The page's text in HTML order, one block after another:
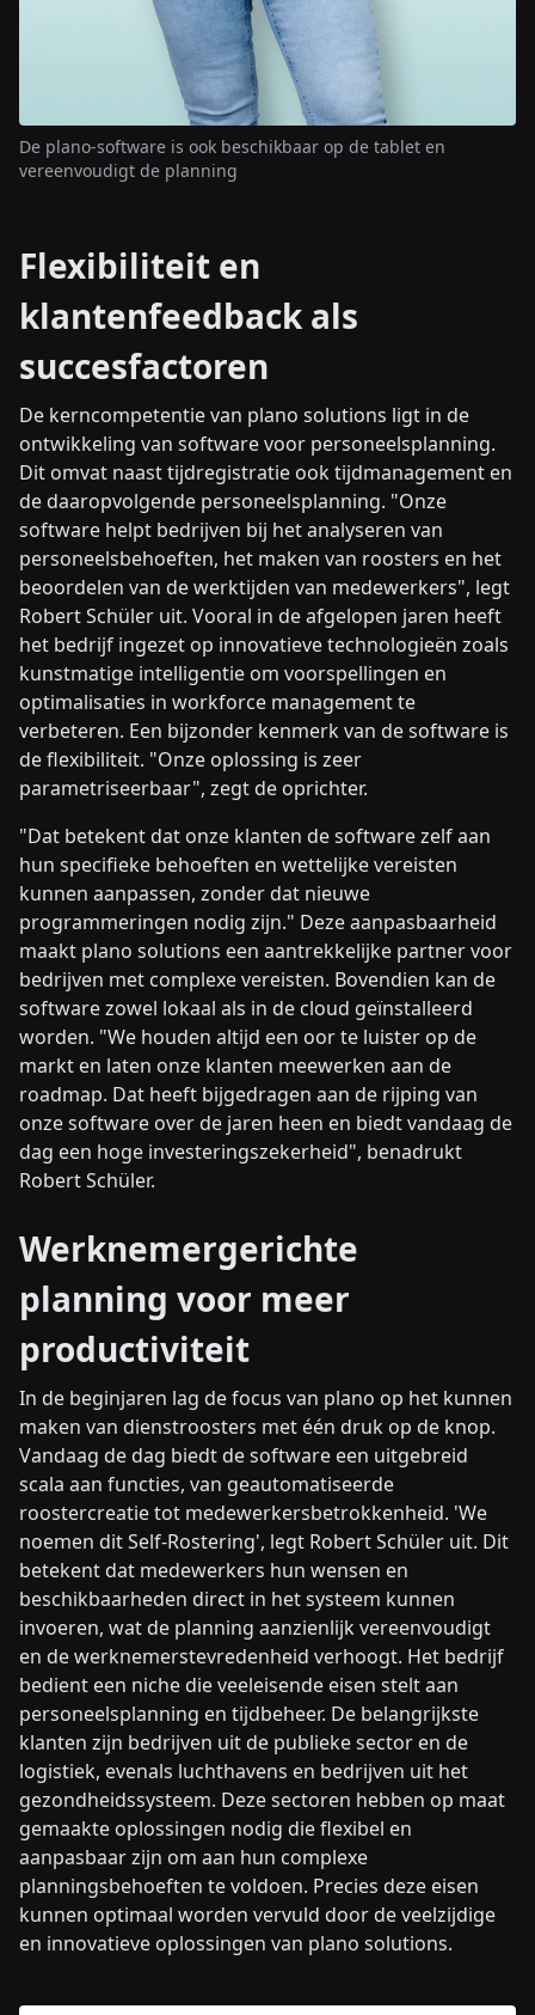
De plano-software is ook beschikbaar op de tablet en
vereenvoudigt de planning
Flexibiliteit en
klantenfeedback als
succesfactoren
De kerncompetentie van plano solutions ligt in de
ontwikkeling van software voor personeelsplanning.
Dit omvat naast tijdregistratie ook tijdmanagement en
de daaropvolgende personeelsplanning. "Onze
software helpt bedrijven bij het analyseren van
personeelsbehoeften, het maken van roosters en het
beoordelen van de werktijden van medewerkers", legt
Robert Schüler uit. Vooral in de afgelopen jaren heeft
het bedrijf ingezet op innovatieve technologieën zoals
kunstmatige intelligentie om voorspellingen en
optimalisaties in workforce management te
verbeteren. Een bijzonder kenmerk van de software is
de flexibiliteit. "Onze oplossing is zeer
parametriseerbaar", zegt de oprichter.
"Dat betekent dat onze klanten de software zelf aan
hun specifieke behoeften en wettelijke vereisten
kunnen aanpassen, zonder dat nieuwe
programmeringen nodig zijn." Deze aanpasbaarheid
maakt plano solutions een aantrekkelijke partner voor
bedrijven met complexe vereisten. Bovendien kan de
software zowel lokaal als in de cloud geïnstalleerd
worden. "We houden altijd een oor te luister op de
markt en laten onze klanten meewerken aan de
roadmap. Dat heeft bijgedragen aan de rijping van
onze software over de jaren heen en biedt vandaag de
dag een hoge investeringszekerheid", benadrukt
Robert Schüler.
Werknemergerichte
planning voor meer
productiviteit
In de beginjaren lag de focus van plano op het kunnen
maken van dienstroosters met één druk op de knop.
Vandaag de dag biedt de software een uitgebreid
scala aan functies, van geautomatiseerde
roostercreatie tot medewerkersbetrokkenheid. 'We
noemen dit Self-Rostering', legt Robert Schüler uit. Dit
betekent dat medewerkers hun wensen en
beschikbaarheden direct in het systeem kunnen
invoeren, wat de planning aanzienlijk vereenvoudigt
en de werknemerstevredenheid verhoogt. Het bedrijf
bedient een niche die veeleisende eisen stelt aan
personeelsplanning en tijdbeheer. De belangrijkste
klanten zijn bedrijven uit de publieke sector en de
logistiek, evenals luchthavens en bedrijven uit het
gezondheidssysteem. Deze sectoren hebben op maat
gemaakte oplossingen nodig die flexibel en
aanpasbaar zijn om aan hun complexe
planningsbehoeften te voldoen. Precies deze eisen
kunnen optimaal worden vervuld door de veelzijdige
en innovatieve oplossingen van plano solutions.